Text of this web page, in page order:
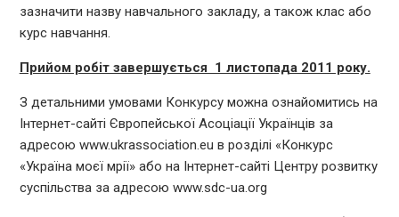
зазначити назву навчального закладу, а також клас або
курс навчання.
Прийом робіт завершується 1 листопада 2011 року.
З детальними умовами Конкурсу можна ознайомитись на
Інтернет-сайті Європейської Асоціації Українців за
адресою www.ukrassociation.eu в розділі «Конкурс
«Україна моєї мрії» або на Інтернет-сайті Центру розвитку
суспільства за адресою www.sdc-ua.org